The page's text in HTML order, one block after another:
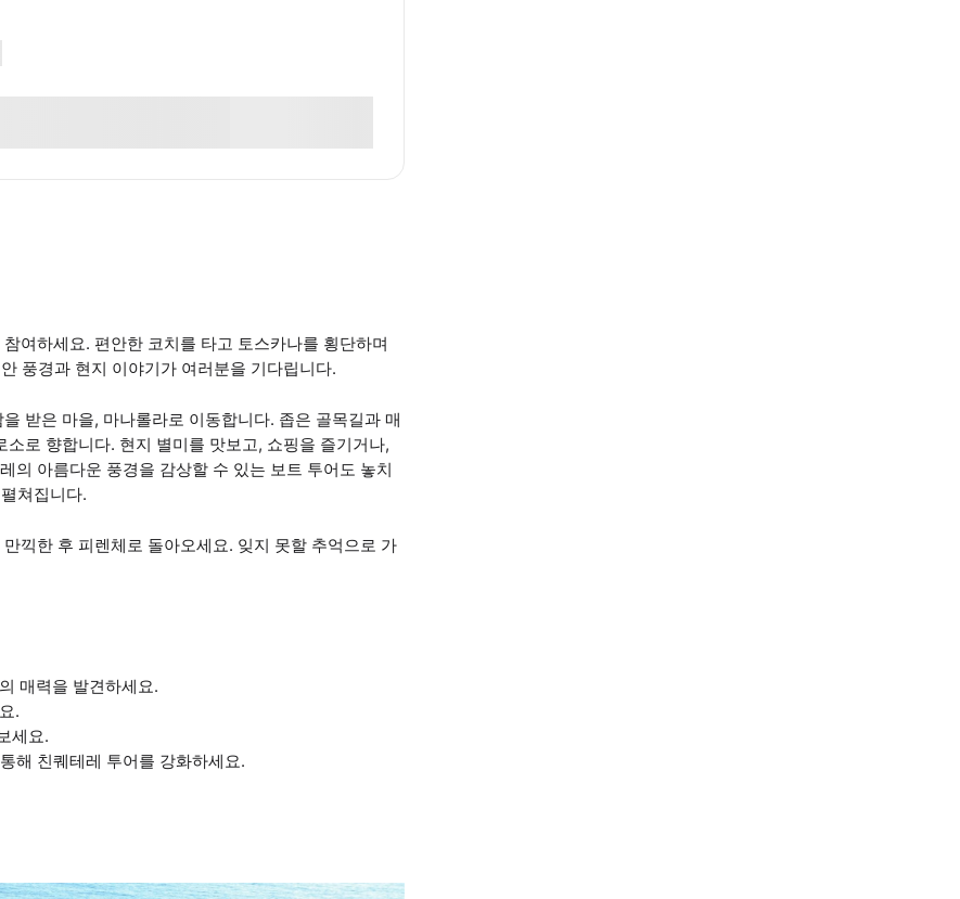
여하세요. 편안한 코치를 타고 토스카나를 횡단하며
풍경과 현지 이야기가 여러분을 기다립니다.
받은 마을, 마나롤라로 이동합니다. 좁은 골목길과 매
로 향합니다. 현지 별미를 맛보고, 쇼핑을 즐기거나,
의 아름다운 풍경을 감상할 수 있는 보트 투어도 놓치
쳐집니다.
끽한 후 피렌체로 돌아오세요. 잊지 못할 추억으로 가
매력을 발견하세요.
.
세요.
해 친퀘테레 투어를 강화하세요.